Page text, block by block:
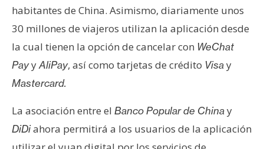
n
s
a
T
m
a
habitantes de China. Asimismo, diariamente unos
30 millones de viajeros utilizan la aplicación desde
la cual tienen la opción de cancelar con WeChat
PayyAliPay, así como tarjetas de crédito Visay
Mastercard.
La asociación entre el Banco Popular de Chinay
DiDiahora permitirá a los usuarios de la aplicación